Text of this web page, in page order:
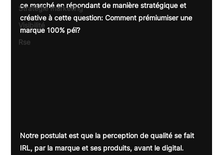
Stratégie marketing
Visibilité
Rse
ce marché en répondant de manière stratégique et
créative à cette question: Comment prémiumiser une
marque 100% péï?
Notre postulat est que la perception de qualité se fait
IRL, par la marque et ses produits, avant le digital.